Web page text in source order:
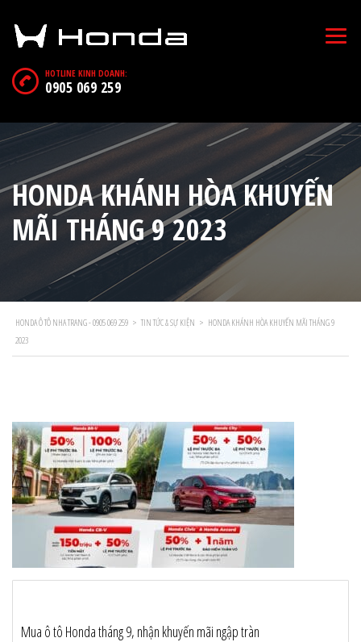
HOTLINE KINH DOANH:
0905 069 259
HONDA KHÁNH HÒA KHUYẾN
MÃI THÁNG 9 2023
HONDA Ô TÔ NHA TRANG - 0905 069 259 > TIN TỨC & SỰ KIỆN > HONDA KHÁNH HÒA KHUYẾN MÃI THÁNG 9
2023
Mua ô tô Honda tháng 9, nhận khuyến mãi ngập tràn